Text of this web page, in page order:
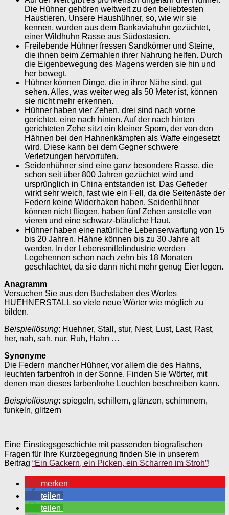
Die Hühner gehören weltweit zu den beliebtesten
Haustieren. Unsere Haushühner, so, wie wir sie
kennen, wurden aus dem Bankaviahuhn gezüchtet,
einer Wildhuhn Rasse aus Südostasien.
Freilebende Hühner fressen Sandkörner und Steine,
die ihnen beim Zermahlen ihrer Nahrung helfen. Durch
die Eigenbewegung des Magens werden sie hin und
her bewegt.
Hühner können Dinge, die in ihrer Nähe sind, gut
sehen. Alles, was weiter weg als 50 Meter ist, können
sie nicht mehr erkennen.
Hühner haben vier Zehen, drei sind nach vorne
gerichtet, eine nach hinten. Auf der nach hinten
gerichteten Zehe sitzt ein kleiner Sporn, der von den
Hähnen bei den Hahnenkämpfen als Waffe eingesetzt
wird. Diese kann bei dem Gegner schwere
Verletzungen hervorrufen.
Seidenhühner sind eine ganz besondere Rasse, die
schon seit über 800 Jahren gezüchtet wird und
ursprünglich in China entstanden ist. Das Gefieder
wirkt sehr weich, fast wie ein Fell, da die Seitenäste der
Federn keine Widerhaken haben. Seidenhühner
können nicht fliegen, haben fünf Zehen anstelle von
vieren und eine schwarz-bläuliche Haut.
Hühner haben eine natürliche Lebenserwartung von 15
bis 20 Jahren. Hähne können bis zu 30 Jahre alt
werden. In der Lebensmittelindustrie werden
Legehennen schon nach zehn bis 18 Monaten
geschlachtet, da sie dann nicht mehr genug Eier legen.
Anagramm
Versuchen Sie aus den Buchstaben des Wortes
HUEHNERSTALL so viele neue Wörter wie möglich zu
bilden.
Beispiellösung: Huehner, Stall, stur, Nest, Lust, Last, Rast,
her, nah, sah, nur, Ruh, Hahn …
Synonyme
Die Federn mancher Hühner, vor allem die des Hahns,
leuchten farbenfroh in der Sonne. Finden Sie Wörter, mit
denen man dieses farbenfrohe Leuchten beschreiben kann.
Beispiellösung: spiegeln, schillern, glänzen, schimmern,
funkeln, glitzern
Eine Einstiegsgeschichte mit passenden biografischen
Fragen für Ihre Kurzbegegnung finden Sie in unserem
Beitrag “Ein Gackern, ein Picken, ein Scharren im Stroh”!
merken
teilen
teilen